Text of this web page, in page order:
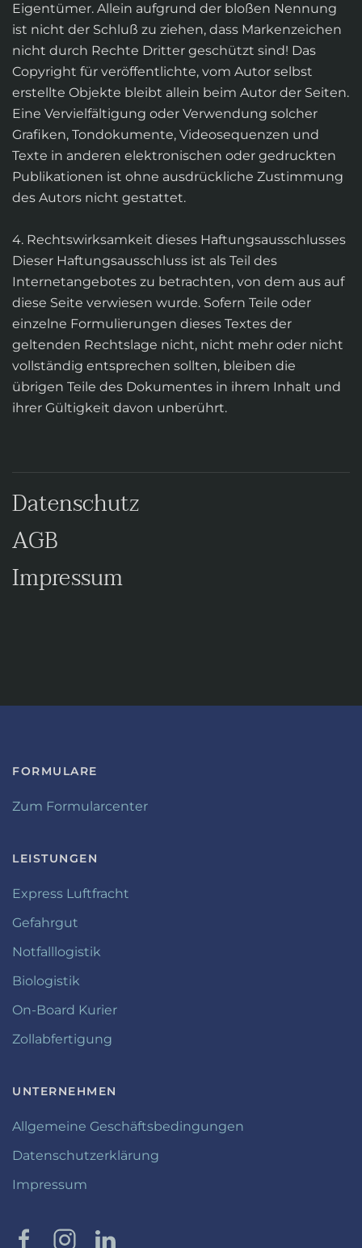
Eigentümer. Allein aufgrund der bloßen Nennung
ist nicht der Schluß zu ziehen, dass Markenzeichen
nicht durch Rechte Dritter geschützt sind! Das
Copyright für veröffentlichte, vom Autor selbst
erstellte Objekte bleibt allein beim Autor der Seiten.
Eine Vervielfältigung oder Verwendung solcher
Grafiken, Tondokumente, Videosequenzen und
Texte in anderen elektronischen oder gedruckten
Publikationen ist ohne ausdrückliche Zustimmung
des Autors nicht gestattet.
4. Rechtswirksamkeit dieses Haftungsausschlusses
Dieser Haftungsausschluss ist als Teil des
Internetangebotes zu betrachten, von dem aus auf
diese Seite verwiesen wurde. Sofern Teile oder
einzelne Formulierungen dieses Textes der
geltenden Rechtslage nicht, nicht mehr oder nicht
vollständig entsprechen sollten, bleiben die
übrigen Teile des Dokumentes in ihrem Inhalt und
ihrer Gültigkeit davon unberührt.
Datenschutz
AGB
Impressum
FORMULARE
Zum Formularcenter
LEISTUNGEN
Express Luftfracht
Gefahrgut
Notfalllogistik
Biologistik
On-Board Kurier
Zollabfertigung
UNTERNEHMEN
Allgemeine Geschäftsbedingungen
Datenschutzerklärung
Impressum